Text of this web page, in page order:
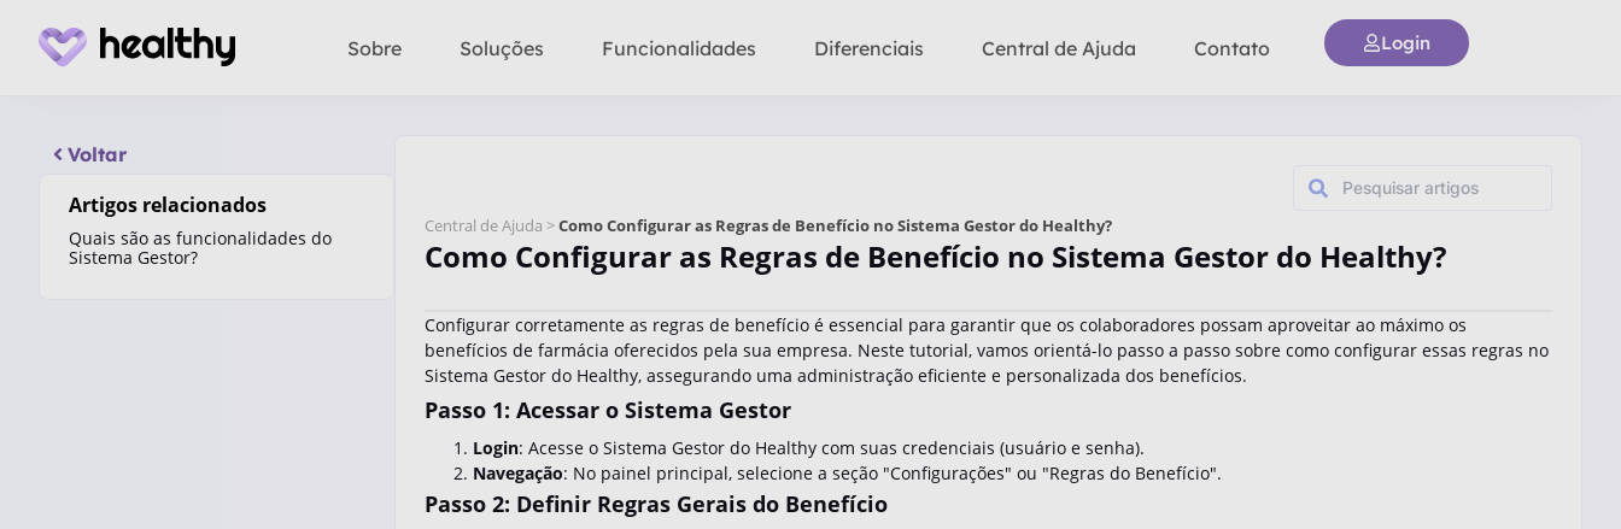
Sobre Soluções Funcionalidades Diferenciais Central de Ajuda Contato Login
Voltar
Artigos relacionados
Quais são as funcionalidades do
Sistema Gestor?
Central de Ajuda >Como Configurar as Regras de Benefício no Sistema Gestor do Healthy?
Como Configurar as Regras de Benefício no Sistema Gestor do Healthy?
Configurar corretamente as regras de benefício é essencial para garantir que os colaboradores possam aproveitar ao máximo os
benefícios de farmácia oferecidos pela sua empresa. Neste tutorial, vamos orientá-lo passo a passo sobre como configurar essas regras no
Sistema Gestor do Healthy, assegurando uma administração eficiente e personalizada dos benefícios.
Passo 1: Acessar o Sistema Gestor
Login: Acesse o Sistema Gestor do Healthy com suas credenciais (usuário e senha).
Navegação: No painel principal, selecione a seção "Configurações" ou "Regras do Benefício".
Passo 2: Definir Regras Gerais do Benefício